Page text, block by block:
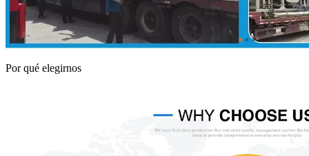
Por qué elegirnos